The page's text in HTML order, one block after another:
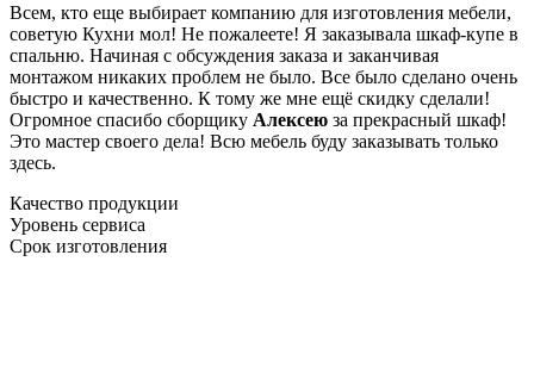
Всем, кто еще выбирает компанию для изготовления мебели,
советую Кухни мол! Не пожалеете! Я заказывала шкаф-купе в
спальню. Начиная с обсуждения заказа и заканчивая
монтажом никаких проблем не было. Все было сделано очень
быстро и качественно. К тому же мне ещё скидку сделали!
Огромное спасибо сборщику Алексею за прекрасный шкаф!
Это мастер своего дела! Всю мебель буду заказывать только
здесь.
Качество продукции
Уровень сервиса
Срок изготовления